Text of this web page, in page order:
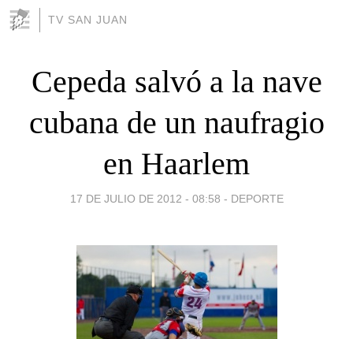
TV SAN JUAN
Cepeda salvó a la nave
cubana de un naufragio
en Haarlem
17 DE JULIO DE 2012 - 08:58 - DEPORTE